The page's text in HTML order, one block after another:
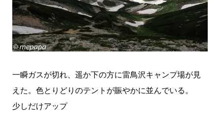
一瞬ガスが切れ、遥か下の方に雷鳥沢キャンプ場が見
えた。色とりどりのテントが賑やかに並んでいる。
少しだけアップ